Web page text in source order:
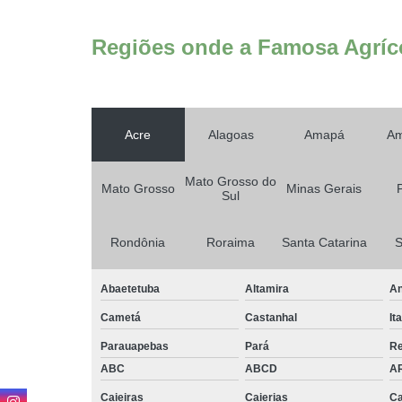
Regiões onde a Famosa
Acre Alagoas Amapá
Mato Grosso
Mato Grosso do
Sul
Minas Gerais
Rondônia Roraima Santa Catarina
Abaetetuba Altamira
Cametá Castanhal
Parauapebas Pará
ABC
ABCD
Caieiras Caierias